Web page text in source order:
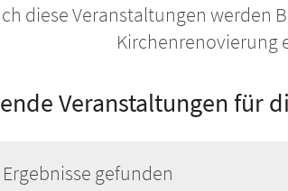
diese Veranstaltungen werden
Kirchenrenovierung
Veranstaltungen für
gefunden